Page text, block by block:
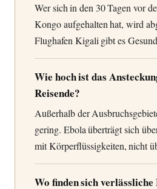
Wer sich in den 30 Tagen vor
Kongo aufgehalten hat, wird
Flughafen Kigali gibt es
Wie hoch ist das
Reisende?
Außerhalb der
gering. Ebola überträgt sich
mit Körperflüssigkeiten, nicht
Wo finden sich